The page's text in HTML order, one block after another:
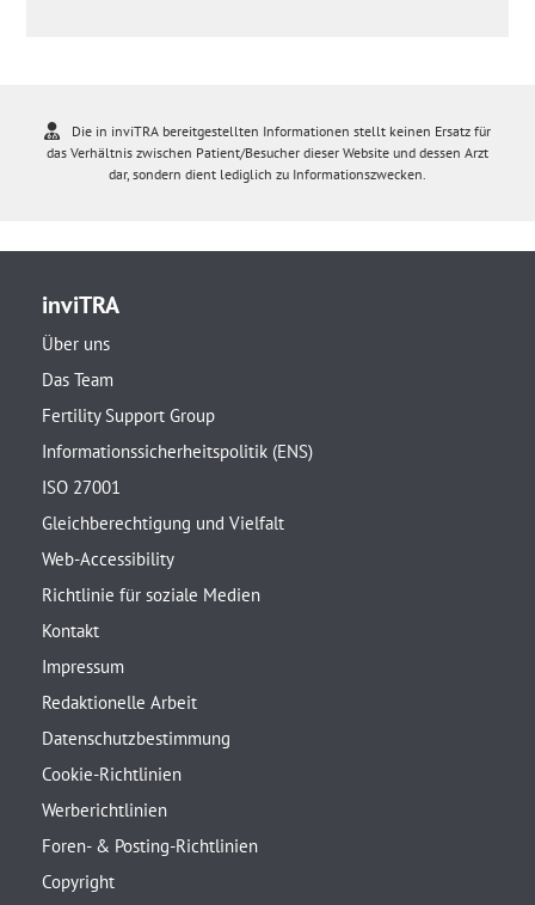
Die in inviTRA bereitgestellten Informationen stellt keinen Ersatz für
das Verhältnis zwischen Patient/Besucher dieser Website und dessen Arzt
dar, sondern dient lediglich zu Informationszwecken.
inviTRA
Über uns
Das Team
Fertility Support Group
Informationssicherheitspolitik (ENS)
ISO 27001
Gleichberechtigung und Vielfalt
Web-Accessibility
Richtlinie für soziale Medien
Kontakt
Impressum
Redaktionelle Arbeit
Datenschutzbestimmung
Cookie-Richtlinien
Werberichtlinien
Foren- & Posting-Richtlinien
Copyright